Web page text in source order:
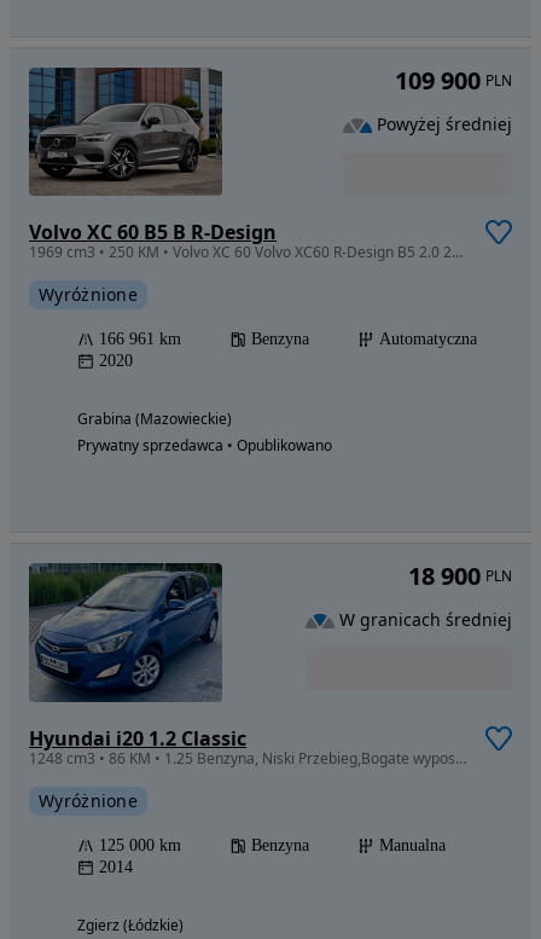
Volvo XC 60 B5 B R-Design
1969 cm3 • 250 KM • Volvo XC 60 Volvo XC60 R-Design B5 2.0 250KM - Salon PL - FV VAT 23%
Wyróżnione
166 961 km Benzyna
Automatyczna
2020
Grabina (Mazowieckie)
Prywatny sprzedawca • Opublikowano
109 900 PLN
Powyżej średniej
Hyundai i20 1.2 Classic
1248 cm3 • 86 KM • 1.25 Benzyna, Niski Przebieg,Bogate wyposażenie, Zadbany POLECAM
Wyróżnione
125 000 km Benzyna
Manualna
2014
Zgierz (Łódzkie)
18 900 PLN
W granicach średniej